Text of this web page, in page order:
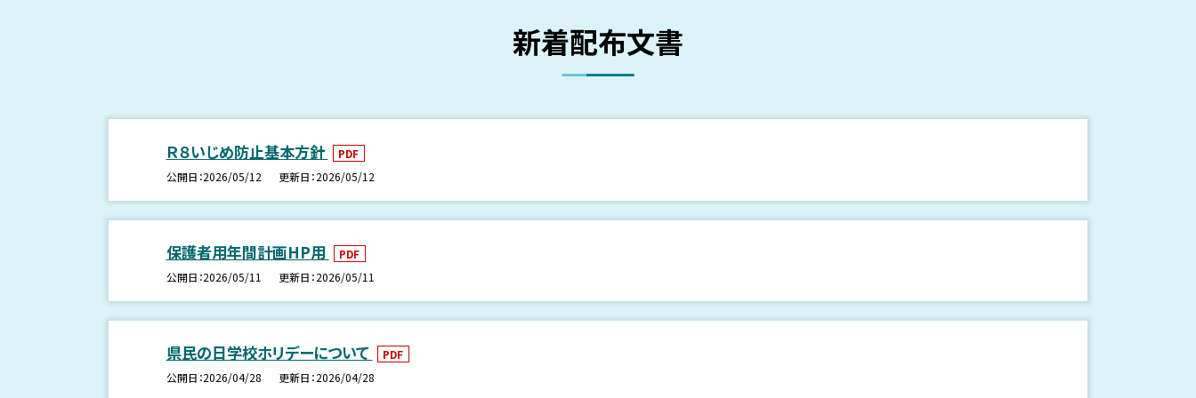
新着配布文書
Ｒ８いじめ防止基本方針
PDF
公開日 2026/05/12 更新日 2026/05/12
保護者用年間計画HP用
PDF
公開日 2026/05/11 更新日 2026/05/11
県民の日学校ホリデーについて
PDF
公開日 2026/04/28 更新日 2026/04/28